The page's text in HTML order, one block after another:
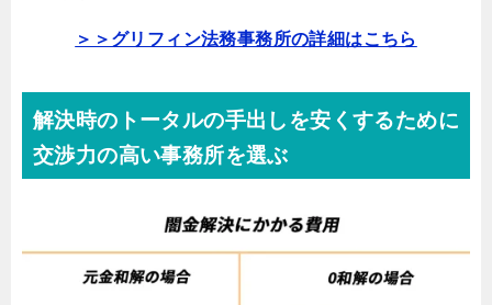
＞＞グリフィン法務事務所の詳細はこちら
解決時のトータルの手出しを安くするために
交渉力の高い事務所を選ぶ